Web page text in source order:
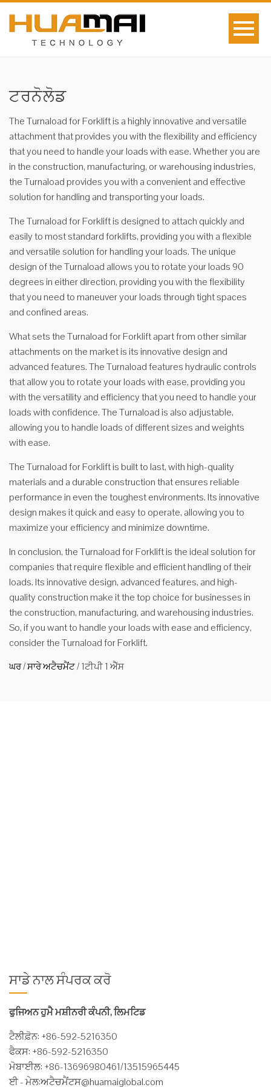
ਟਰਨੋਲੋਡ
The Turnaload for Forklift is a highly innovative and versatile
attachment that provides you with the flexibility and efficiency
that you need to handle your loads with ease. Whether you are
in the construction, manufacturing, or warehousing industries,
the Turnaload provides you with a convenient and effective
solution for handling and transporting your loads.
The Turnaload for Forklift is designed to attach quickly and
easily to most standard forklifts, providing you with a flexible
and versatile solution for handling your loads. The unique
design of the Turnaload allows you to rotate your loads 90
degrees in either direction, providing you with the flexibility
that you need to maneuver your loads through tight spaces
and confined areas.
What sets the Turnaload for Forklift apart from other similar
attachments on the market is its innovative design and
advanced features. The Turnaload features hydraulic controls
that allow you to rotate your loads with ease, providing you
with the versatility and efficiency that you need to handle your
loads with confidence. The Turnaload is also adjustable,
allowing you to handle loads of different sizes and weights
with ease.
The Turnaload for Forklift is built to last, with high-quality
materials and a durable construction that ensures reliable
performance in even the toughest environments. Its innovative
design makes it quick and easy to operate, allowing you to
maximize your efficiency and minimize downtime.
In conclusion, the Turnaload for Forklift is the ideal solution for
companies that require flexible and efficient handling of their
loads. Its innovative design, advanced features, and high-
quality construction make it the top choice for businesses in
the construction, manufacturing, and warehousing industries.
So, if you want to handle your loads with ease and efficiency,
consider the Turnaload for Forklift.
ਘਰ/ਸਾਰੇ ਅਟੈਚਮੈਂਟ/ 1ਟੀਪੀ 1 ਐੱਸ
ਸਾਡੇ ਨਾਲ ਸੰਪਰਕ ਕਰੋ
ਫੁਜਿਅਨ ਹੁਮੈ ਮਸ਼ੀਨਰੀ ਕੰਪਨੀ, ਲਿਮਟਿਡ
ਟੈਲੀਫ਼ੋਨ: +86-592-5216350
ਫੈਕਸ: +86-592-5216350
ਮੋਬਾਈਲ: +86-13696980461/13515965445
ਈ - ਮੇਲ:ਅਟੈਚਮੈਂਟਸ@huamaiglobal.com